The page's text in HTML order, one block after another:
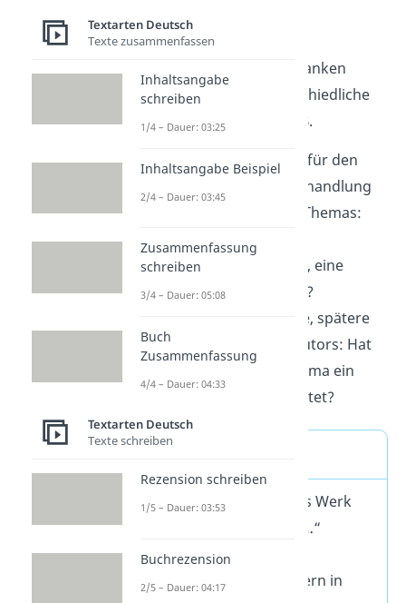
beantworten.
Bei deinem Schlussgedanken
kannst du ganz unterschiedliche
Themen aufgreifen, z. B.
Funktion der Szene für den
Verlauf der Gesamthandlung
Aktualisierung des Themas:
Gibt es moderne
Theaterstücke dazu, eine
aktuelle Verfilmung?
Ausblick auf weitere, spätere
Werke desselben Autors: Hat
er ein ähnliches Thema ein
zweites Mal bearbeitet?
Sätze wie „Mir hat das Werk
(nicht) gefallen, weil …“
gehörennicht
Szenenanalyse, sondern in
Textarten Deutsch
Texte zusammenfassen
Inhaltsangabe
schreiben
1/4 – Dauer: 03:25
Inhaltsangabe Beispiel
2/4 – Dauer: 03:45
Zusammenfassung
schreiben
3/4 – Dauer: 05:08
Buch
Zusammenfassung
4/4 – Dauer: 04:33
Textarten Deutsch
Texte schreiben
Rezension schreiben
1/5 – Dauer: 03:53
Buchrezension
2/5 – Dauer: 04:17